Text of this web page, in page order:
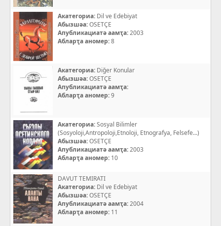
Акатегориа: Dil ve Edebiyat
Абызшәа:OSETÇE
Апубликациатә аамҭа:2003
Абларҭа аномер:8
Акатегориа: Diğer Konular
Абызшәа:OSETÇE
Апубликациатә аамҭа:
Абларҭа аномер:9
Акатегориа:Sosyal Bilimler
(Sosyoloji,Antropoloji,Etnoloji, Etnografya, Felsefe...)
Абызшәа:OSETÇE
Апубликациатә аамҭа:2003
Абларҭа аномер: 10
DAVUT TEMIRATI
Акатегориа: Dil ve Edebiyat
Абызшәа:OSETÇE
Апубликациатә аамҭа:2004
Абларҭа аномер: 11